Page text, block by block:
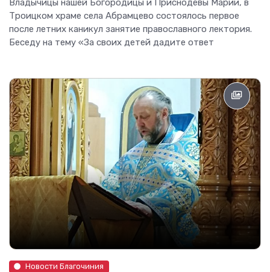
Владычицы нашей Богородицы и Приснодевы Марии, в
Троицком храме села Абрамцево состоялось первое
после летних каникул занятие православного лектория.
Беседу на тему «За своих детей дадите ответ
Новости Благочиния